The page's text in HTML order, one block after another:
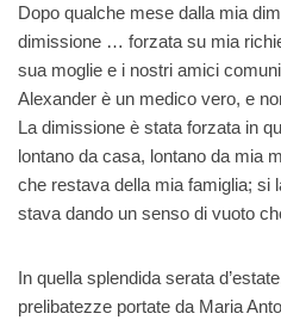
Dopo qualche mese dalla mia
dimissione … forzata su mia
sua moglie e i nostri amici
Alexander è un medico vero, e
La dimissione è stata forzata in
lontano da casa, lontano da mia
che restava della mia famiglia; si
stava dando un senso di vuoto
In quella splendida serata
prelibatezze portate da Maria